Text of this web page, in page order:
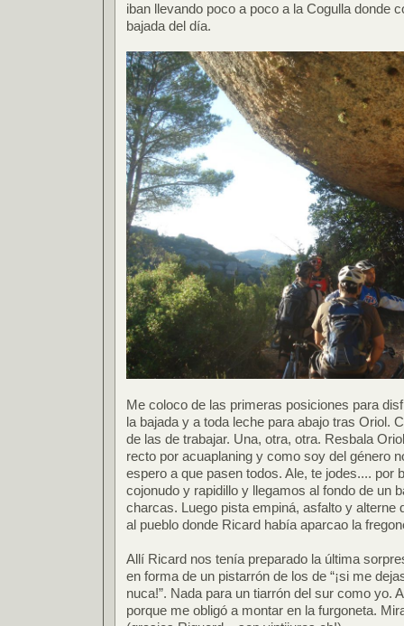
iban llevando poco a poco a la Cogulla donde
bajada del día.
Me coloco de las primeras posiciones para
la bajada y a toda leche para abajo tras Oriol.
de las de trabajar. Una, otra, otra. Resbala
recto por acuaplaning y como soy del género
espero a que pasen todos. Ale, te jodes.... por
cojonudo y rapidillo y llegamos al fondo de un
charcas. Luego pista empiná, asfalto y alterne
al pueblo donde Ricard había aparcao la
Allí Ricard nos tenía preparado la última
en forma de un pistarrón de los de “¡si me
nuca!”. Nada para un tiarrón del sur como yo.
porque me obligó a montar en la furgoneta.